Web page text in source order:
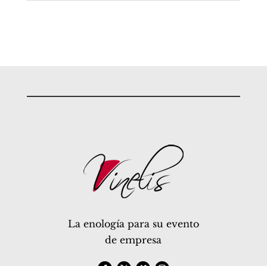
La enología para su evento
de empresa